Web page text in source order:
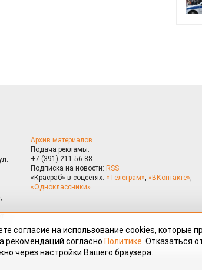
Архив материалов
Подача рекламы:
+7 (391) 211-56-88
Подписка на новости: RSS
«Красраб» в соцсетях: «Телеграм», «ВКонтакте»,
«Одноклассники»
согласие на использование cookies, которые
рекомендаций согласно Политике . Отказаться
через настройки Вашего браузера.